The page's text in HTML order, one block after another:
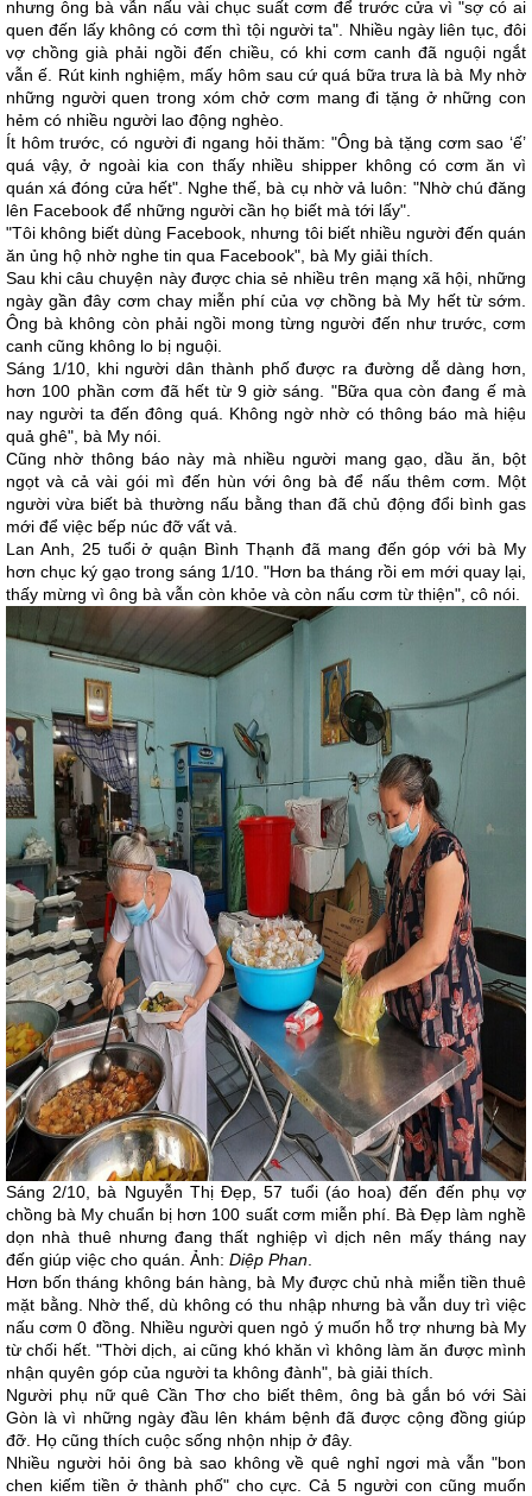
nhưng ông bà vẫn nấu vài chục suất cơm để trước cửa vì "sợ có ai
quen đến lấy không có cơm thì tội người ta". Nhiều ngày liên tục, đôi
vợ chồng già phải ngồi đến chiều, có khi cơm canh đã nguội ngắt
vẫn ế. Rút kinh nghiệm, mấy hôm sau cứ quá bữa trưa là bà My nhờ
những người quen trong xóm chở cơm mang đi tặng ở những con
hẻm có nhiều người lao động nghèo.
Ít hôm trước, có người đi ngang hỏi thăm: "Ông bà tặng cơm sao ‘ế’
quá vậy, ở ngoài kia con thấy nhiều shipper không có cơm ăn vì
quán xá đóng cửa hết". Nghe thế, bà cụ nhờ vả luôn: "Nhờ chú đăng
lên Facebook để những người cần họ biết mà tới lấy".
"Tôi không biết dùng Facebook, nhưng tôi biết nhiều người đến quán
ăn ủng hộ nhờ nghe tin qua Facebook", bà My giải thích.
Sau khi câu chuyện này được chia sẻ nhiều trên mạng xã hội, những
ngày gần đây cơm chay miễn phí của vợ chồng bà My hết từ sớm.
Ông bà không còn phải ngồi mong từng người đến như trước, cơm
canh cũng không lo bị nguội.
Sáng 1/10, khi người dân thành phố được ra đường dễ dàng hơn,
hơn 100 phần cơm đã hết từ 9 giờ sáng. "Bữa qua còn đang ế mà
nay người ta đến đông quá. Không ngờ nhờ có thông báo mà hiệu
quả ghê", bà My nói.
Cũng nhờ thông báo này mà nhiều người mang gạo, dầu ăn, bột
ngọt và cả vài gói mì đến hùn với ông bà để nấu thêm cơm. Một
người vừa biết bà thường nấu bằng than đã chủ động đổi bình gas
mới để việc bếp núc đỡ vất vả.
Lan Anh, 25 tuổi ở quận Bình Thạnh đã mang đến góp với bà My
hơn chục ký gạo trong sáng 1/10. "Hơn ba tháng rồi em mới quay lại,
thấy mừng vì ông bà vẫn còn khỏe và còn nấu cơm từ thiện", cô nói.
Sáng 2/10, bà Nguyễn Thị Đẹp, 57 tuổi (áo hoa) đến đến phụ vợ
chồng bà My chuẩn bị hơn 100 suất cơm miễn phí. Bà Đẹp làm nghề
dọn nhà thuê nhưng đang thất nghiệp vì dịch nên mấy tháng nay
đến giúp việc cho quán. Ảnh: Diệp Phan
Hơn bốn tháng không bán hàng, bà My được chủ nhà miễn tiền thuê
mặt bằng. Nhờ thế, dù không có thu nhập nhưng bà vẫn duy trì việc
nấu cơm 0 đồng. Nhiều người quen ngỏ ý muốn hỗ trợ nhưng bà My
từ chối hết. "Thời dịch, ai cũng khó khăn vì không làm ăn được mình
nhận quyên góp của người ta không đành", bà giải thích.
Người phụ nữ quê Cần Thơ cho biết thêm, ông bà gắn bó với Sài
Gòn là vì những ngày đầu lên khám bệnh đã được cộng đồng giúp
đỡ. Họ cũng thích cuộc sống nhộn nhịp ở đây.
Nhiều người hỏi ông bà sao không về quê nghỉ ngơi mà vẫn "bon
chen kiếm tiền ở thành phố" cho cực. Cả 5 người con cũng muốn